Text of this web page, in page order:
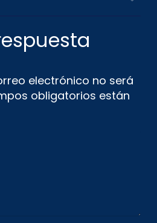
electrónico no será
obligatorios están